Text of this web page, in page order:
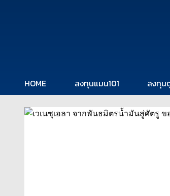
HOME ลงทุนแมน101 ลงทุน